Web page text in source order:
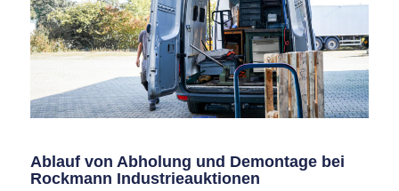
Ablauf von Abholung und Demontage bei
Rockmann Industrieauktionen